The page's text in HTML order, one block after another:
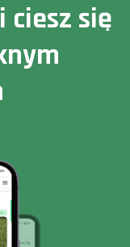
ciesz się